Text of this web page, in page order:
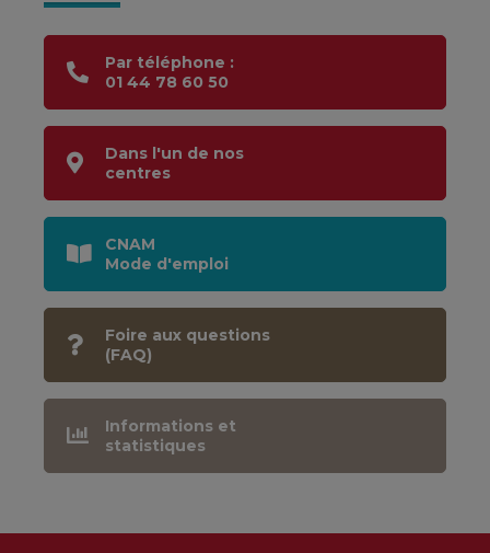
Par téléphone :
01 44 78 60 50
Dans l'un de nos
centres
CNAM
Mode d'emploi
Foire aux questions
(FAQ)
Informations et
statistiques